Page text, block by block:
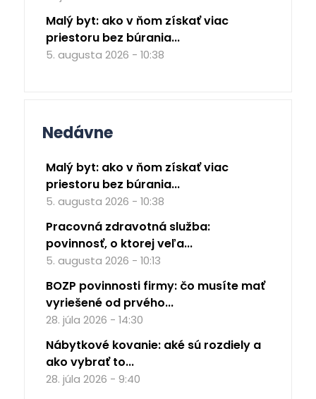
Malý byt: ako v ňom získať viac
priestoru bez búrania...
5. augusta 2026 - 10:38
Nedávne
Malý byt: ako v ňom získať viac
priestoru bez búrania...
5. augusta 2026 - 10:38
Pracovná zdravotná služba:
povinnosť, o ktorej veľa...
5. augusta 2026 - 10:13
BOZP povinnosti firmy: čo musíte mať
vyriešené od prvého...
28. júla 2026 - 14:30
Nábytkové kovanie: aké sú rozdiely a
ako vybrať to...
28. júla 2026 - 9:40